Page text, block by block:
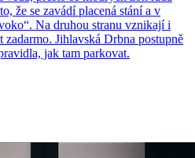
že se zavádí placená stání a v
Na druhou stranu vznikají i
zadarmo. Jihlavská Drbna postupně
jak tam parkovat.